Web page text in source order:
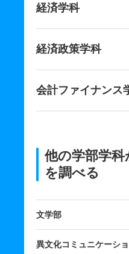
経済学科
経済政策学科
会計ファイナンス
他の学部学
を調べる
文学部
異文化コミュニケーシ